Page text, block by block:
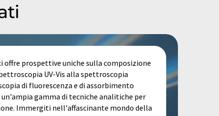
prospettive uniche sulla composizione
UV-Vis alla spettroscopia
di fluorescenza e di assorbimento
gamma di tecniche analitiche per
Immergiti nell'affascinante mondo della